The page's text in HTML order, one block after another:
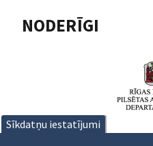
NODERĪGI
Sīkdatņu iestatījumi